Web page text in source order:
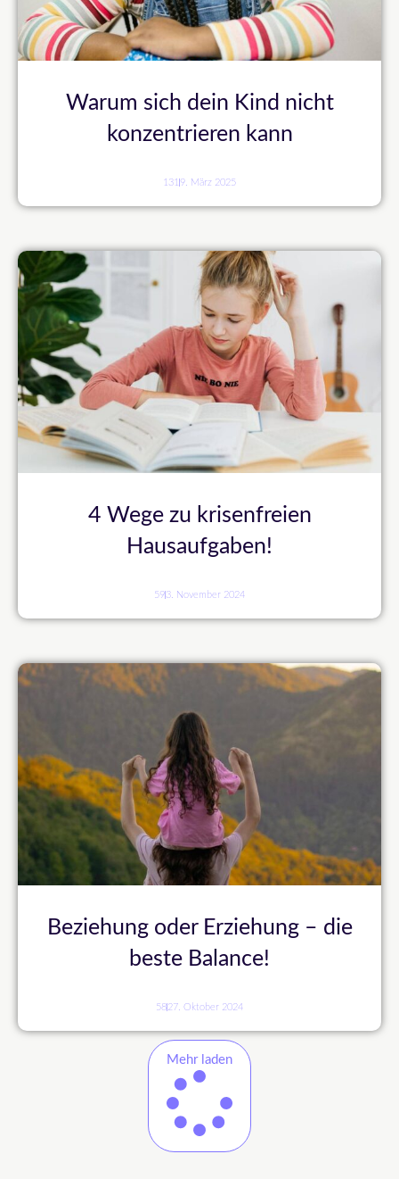
Warum sich dein Kind nicht
konzentrieren kann
131 9. März 2025
4 Wege zu krisenfreien
Hausaufgaben!
593. November 2024
Beziehung oder Erziehung – die
beste Balance!
5827. Oktober 2024
Mehr laden